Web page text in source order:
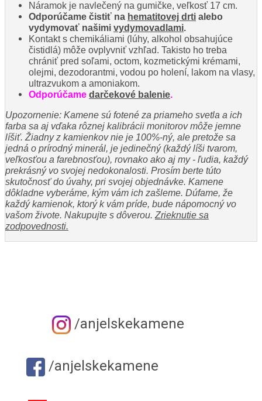
Náramok je navlečený na gumičke, veľkosť 17 cm.
Odporúčame čistiť na hematitovej drti alebo
vydymovať našimi vydymovadlami.
Kontakt s chemikáliami (lúhy, alkohol obsahujúce
čistidlá) môže ovplyvniť vzhľad. Takisto ho treba
chrániť pred soľami, octom, kozmetickými krémami,
olejmi, dezodorantmi, vodou po holení, lakom na vlasy,
ultrazvukom a amoniakom.
Odporúčame darčekové balenie.
Upozornenie: Kamene sú fotené za priameho svetla a ich
farba sa aj vďaka rôznej kalibrácii monitorov môže jemne
líšiť. Žiadny z kamienkov nie je 100%-ný, ale pretože sa
jedná o prírodný minerál, je jedinečný (každý líši tvarom,
veľkosťou a farebnosťou), rovnako ako aj my - ľudia, každý
prekrásný vo svojej nedokonalosti. Prosím berte túto
skutočnosť do úvahy, pri svojej objednávke. Kamene
dôkladne vyberáme, kým vám ich zašleme. Dúfame, že
každý kamienok, ktorý k vám príde, bude nápomocný vo
vašom živote. Nakupujte s dôverou. Zrieknutie sa
zodpovednosti.
/anjelskekamene
/anjelskekamene